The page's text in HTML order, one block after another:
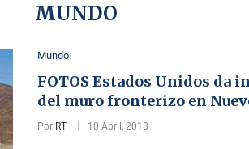
MUNDO
Mundo
FOTOS Estados Unidos da
del muro fronterizo en
Por RT 10 Abril, 2018